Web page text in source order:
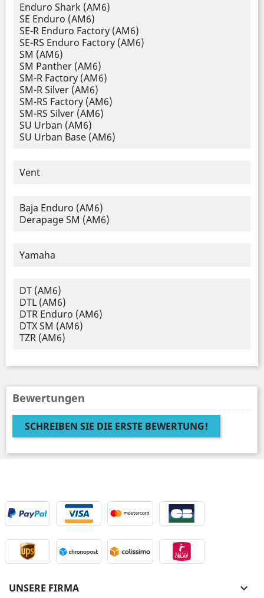
Enduro Shark (AM6)
SE Enduro (AM6)
SE-R Enduro Factory (AM6)
SE-RS Enduro Factory (AM6)
SM (AM6)
SM Panther (AM6)
SM-R Factory (AM6)
SM-R Silver (AM6)
SM-RS Factory (AM6)
SM-RS Silver (AM6)
SU Urban (AM6)
SU Urban Base (AM6)
Vent
Baja Enduro (AM6)
Derapage SM (AM6)
Yamaha
DT (AM6)
DTL (AM6)
DTR Enduro (AM6)
DTX SM (AM6)
TZR (AM6)
Bewertungen
SCHREIBEN SIE DIE ERSTE BEWERTUNG!
UNSERE FIRMA 